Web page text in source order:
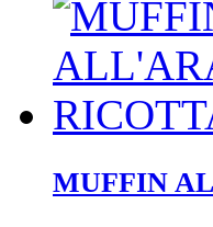
MUFFIN